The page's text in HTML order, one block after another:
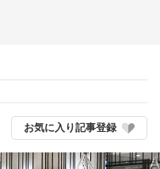
お気に入り記事登録